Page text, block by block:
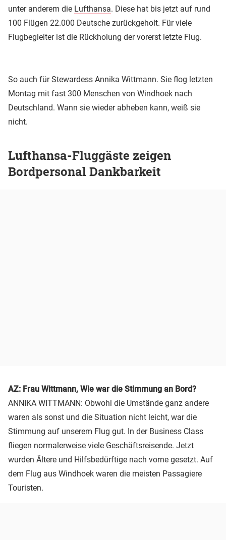
unter anderem die Lufthansa. Diese hat bis jetzt auf rund
100 Flügen 22.000 Deutsche zurückgeholt. Für viele
Flugbegleiter ist die Rückholung der vorerst letzte Flug.
So auch für Stewardess Annika Wittmann. Sie flog letzten
Montag mit fast 300 Menschen von Windhoek nach
Deutschland. Wann sie wieder abheben kann, weiß sie
nicht.
Lufthansa-Fluggäste zeigen
Bordpersonal Dankbarkeit
AZ: Frau Wittmann, Wie war die Stimmung an Bord?
ANNIKA WITTMANN: Obwohl die Umstände ganz andere
waren als sonst und die Situation nicht leicht, war die
Stimmung auf unserem Flug gut. In der Business Class
fliegen normalerweise viele Geschäftsreisende. Jetzt
wurden Ältere und Hilfsbedürftige nach vorne gesetzt. Auf
dem Flug aus Windhoek waren die meisten Passagiere
Touristen.